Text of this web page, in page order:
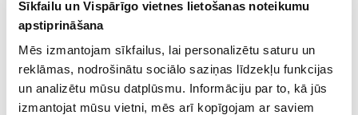
Sīkfailu un Vispārīgo vietnes lietošanas noteikumu
apstiprināšana
Mēs izmantojam sīkfailus, lai personalizētu saturu un
reklāmas, nodrošinātu sociālo saziņas līdzekļu funkcijas
un analizētu mūsu datplūsmu. Informāciju par to, kā jūs
izmantojat mūsu vietni, mēs arī kopīgojam ar saviem
ZACAPA XO
Rums, 40%, 0.7L
169.99 €
PIEVIENOT GROZAM
TOSCANA
156.99 €
PIEVIENOT GROZAM